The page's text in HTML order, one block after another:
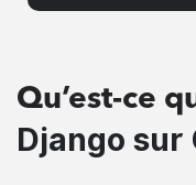
Qu’est-ce
Django sur